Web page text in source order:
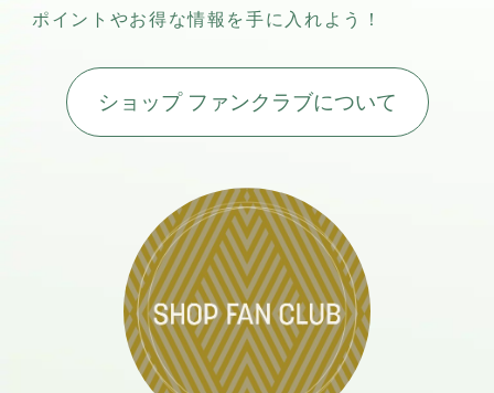
ポイントやお得な情報を手に入れよう！
ショップ ファンクラブについて